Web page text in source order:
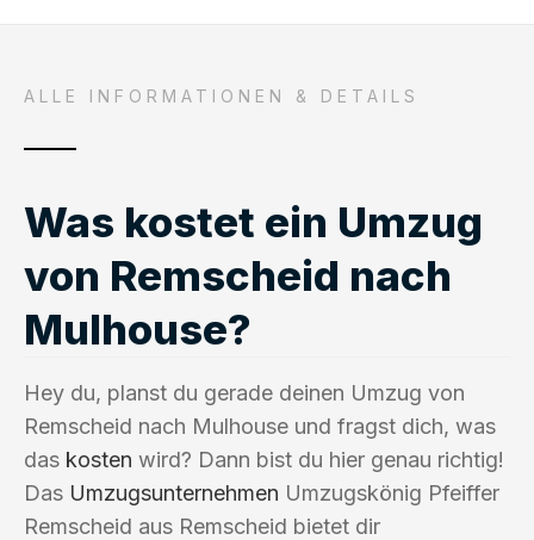
ALLE INFORMATIONEN & DETAILS
Was kostet ein Umzug
von Remscheid nach
Mulhouse?
Hey du, planst du gerade deinen Umzug von
Remscheid nach Mulhouse und fragst dich, was
das kosten wird? Dann bist du hier genau richtig!
Das Umzugsunternehmen Umzugskönig Pfeiffer
Remscheid aus Remscheid bietet dir